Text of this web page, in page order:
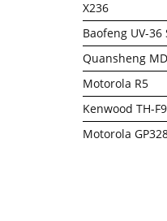
X236
Baofeng UV-36
Quansheng
Motorola R5
Kenwood TH-
Motorola